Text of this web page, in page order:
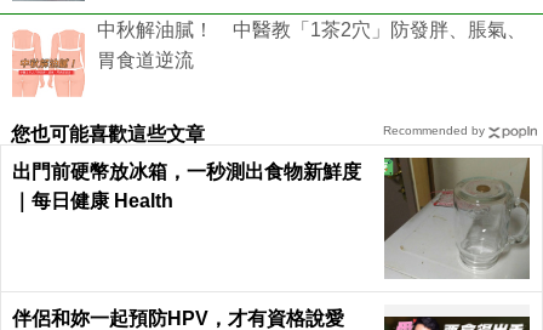
中秋解油膩！ 中醫教「1茶2穴」防發胖、脹氣、
胃食道逆流
您也可能喜歡這些文章
出門前硬幣放冰箱，一秒測出食物新鮮度
｜每日健康 Health
伴侶和妳一起預防HPV，才有資格說愛
Recommended by